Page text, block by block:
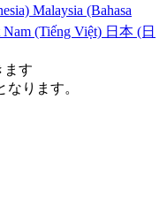
Malaysia (Bahasa
Nam (Tiếng Việt) 日本 (日
ます
ります。